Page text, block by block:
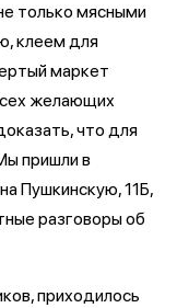
только мясными
клеем для
маркет
желающих
что для
пришли в
Пушкинскую, 11Б,
разговоры об
приходилось